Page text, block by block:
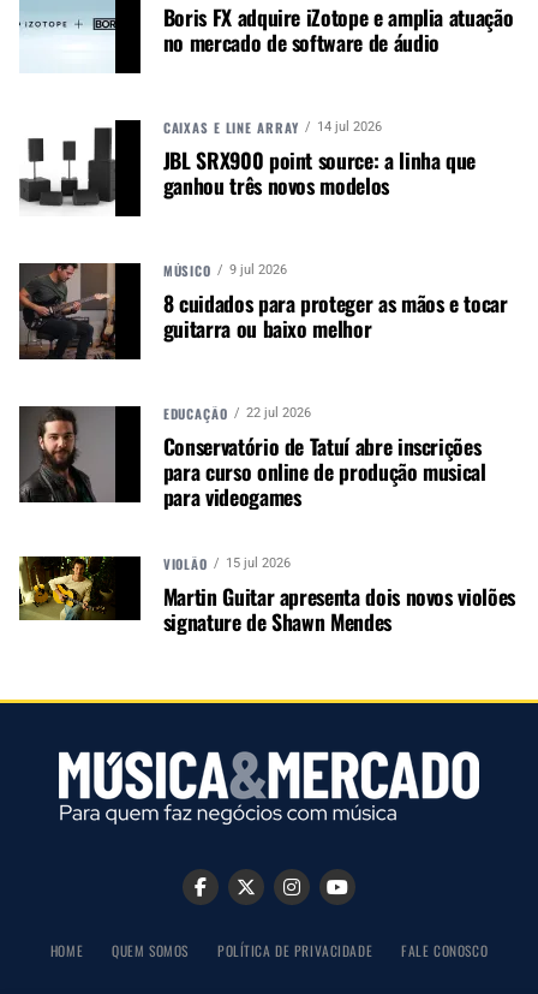
A chegada de Éder à equipe Yamaha é vista com
otimismo pela indústria, que espera ver novas
fortalecimento das parcerias comerciais e a
melhoria do serviço aos músicos e consumidores
locais.
Autor: Redação
Música e Mercado é uma
publicação empenhada em
indústria de áudio profissional,
iluminação e instrumentos
musicais. Nós amamos o que
fazemos.
A MÚSICA & MERCADO ESTÁ NO WHATSAPP!
Noticias que ajudam seu trabalho com a música.
PHX tem novo gerente comercial: Alfredo Gómez
Boris FX adquire iZotope e amplia atuação
no mercado de software de áudio
CAIXAS E LINE ARRAY 14 jul 2026
JBL SRX900 point source: a linha que
ganhou três novos modelos
MÚSICO 9 jul 2026
8 cuidados para proteger as mãos e tocar
guitarra ou baixo melhor
EDUCAÇÃO 22 jul 2026
Conservatório de Tatuí abre inscrições
para curso online de produção musical
para videogames
VIOLÃO 15 jul 2026
Martin Guitar apresenta dois novos violões
signature de Shawn Mendes
HOME QUEM SOMOS POLÍTICA DE PRIVACIDADE FALE CONOSCO